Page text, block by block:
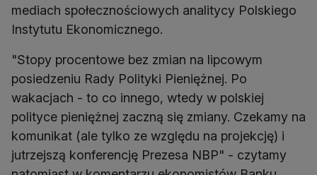
mediach społecznościowych analitycy Polskiego
Instytutu Ekonomicznego.
"Stopy procentowe bez zmian na lipcowym
posiedzeniu Rady Polityki Pieniężnej. Po
wakacjach - to co innego, wtedy w polskiej
polityce pieniężnej zaczną się zmiany. Czekamy na
komunikat (ale tylko ze względu na projekcję) i
jutrzejszą konferencję Prezesa NBP" - czytamy